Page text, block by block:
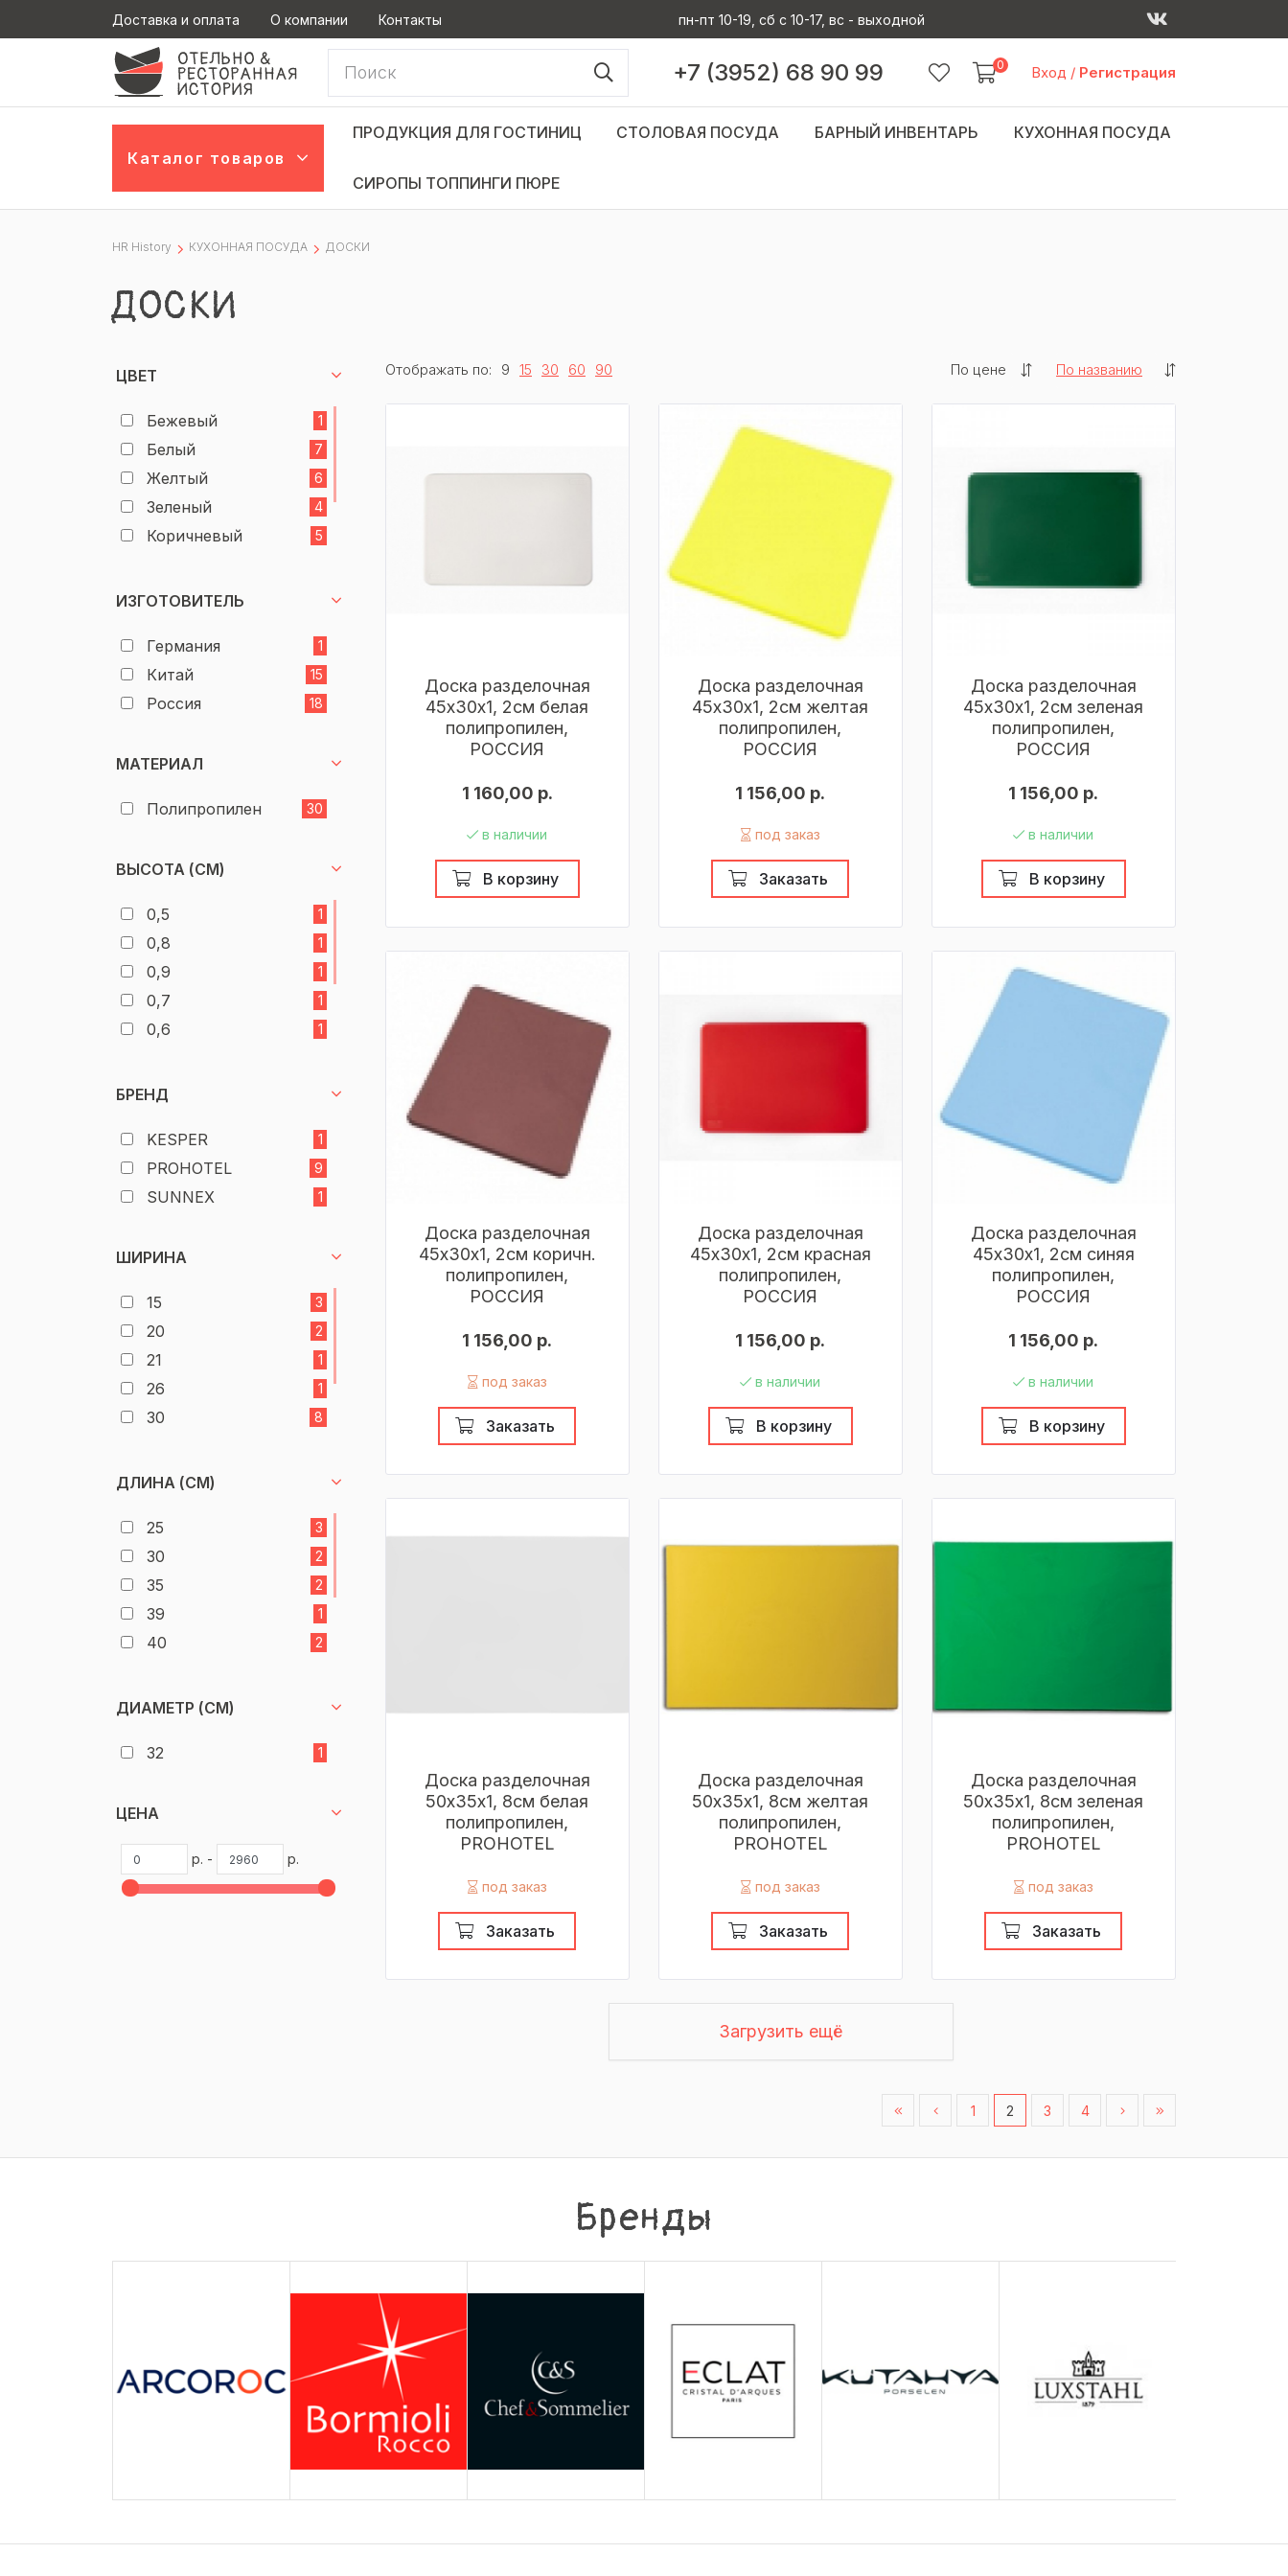
Доставка и оплата О компании Контакты пн-пт 10-19, сб с 10-17, вс - выходной
+7 (3952) 68 90 99 0 Вход / Регистрация
Каталог товаров
ПРОДУКЦИЯ ДЛЯ ГОСТИНИЦ СТОЛОВАЯ ПОСУДА БАРНЫЙ ИНВЕНТАРЬ КУХОННАЯ ПОСУДА
СИРОПЫ ТОППИНГИ ПЮРЕ
HR History КУХОННАЯ ПОСУДА ДОСКИ
ДОСКИ
ЦВЕТ
Бежевый 1
Белый 7
Желтый 6
Зеленый 4
Коричневый 5
Синий
ИЗГОТОВИТЕЛЬ
Германия 1
Китай 15
Россия 18
МАТЕРИАЛ
Полипропилен 30
ВЫСОТА (СМ)
0,5 1
0,8 1
0,9 1
0,7 1
0,6 1
1,5
1,2 9
БРЕНД
KESPER 1
PROHOTEL 9
SUNNEX 1
ШИРИНА
15 3
20 2
21 1
26 1
30 8
35
ДЛИНА (СМ)
25 3
30 2
35 2
39 1
40 2
50
60 9
ДИАМЕТР (СМ)
32 1
ЦЕНА
р. - р.
Отображать по: 9 15 30 60 90
Доска разделочная
45х30х1, 2см белая
полипропилен,
РОССИЯ
1 160,00 р.
в наличии
В корзину
Доска разделочная
45х30х1, 2см желтая
полипропилен,
РОССИЯ
1 156,00 р.
под заказ
Заказать
Доска разделочная
45х30х1, 2см зеленая
полипропилен,
РОССИЯ
1 156,00 р.
в наличии
В корзину
Доска разделочная
45х30х1, 2см коричн.
полипропилен,
РОССИЯ
1 156,00 р.
под заказ
Заказать
Доска разделочная
45х30х1, 2см красная
полипропилен,
РОССИЯ
1 156,00 р.
в наличии
В корзину
Доска разделочная
45х30х1, 2см синяя
полипропилен,
РОССИЯ
1 156,00 р.
в наличии
В корзину
Доска разделочная
50х35х1, 8см белая
полипропилен,
PROHOTEL
под заказ
Заказать
Доска разделочная
50х35х1, 8см желтая
полипропилен,
PROHOTEL
под заказ
Заказать
Доска разделочная
50х35х1, 8см зеленая
полипропилен,
PROHOTEL
под заказ
Заказать
Загрузить ещё
1 2 3 4
Бренды